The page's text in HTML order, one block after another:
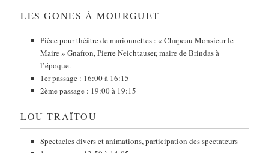
LES GONES À MOURGUET
Pièce pour théâtre de marionnettes : « Chapeau Monsieur le
Maire » Gnafron, Pierre Neichtauser, maire de Brindas à
l’époque.
1er passage : 16:00 à 16:15
2ème passage : 19:00 à 19:15
LOU TRAÏTOU
Spectacles divers et animations, participation des spectateurs